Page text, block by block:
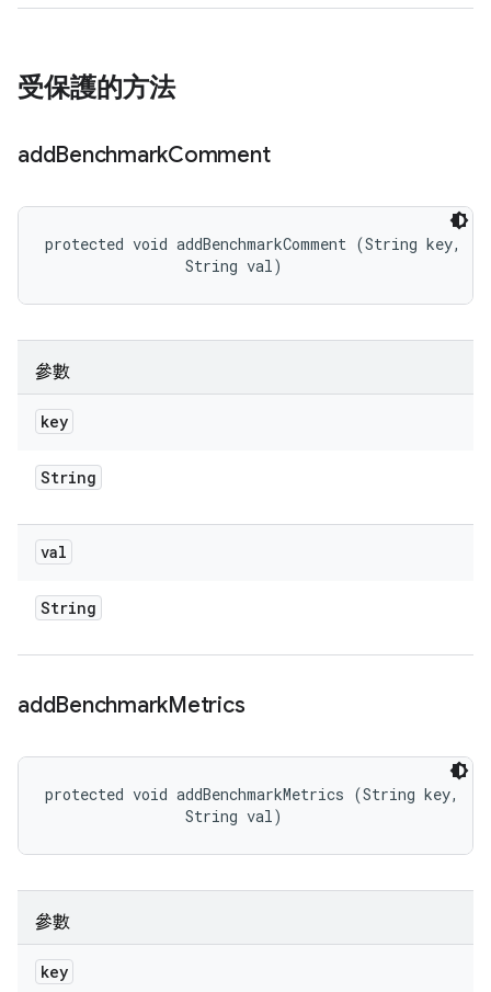
受保護的方法
addBenchmarkComment
protected void addBenchmarkComment (String key,
                String val)
參數
key
String
val
String
addBenchmarkMetrics
protected void addBenchmarkMetrics (String key,
                String val)
參數
key